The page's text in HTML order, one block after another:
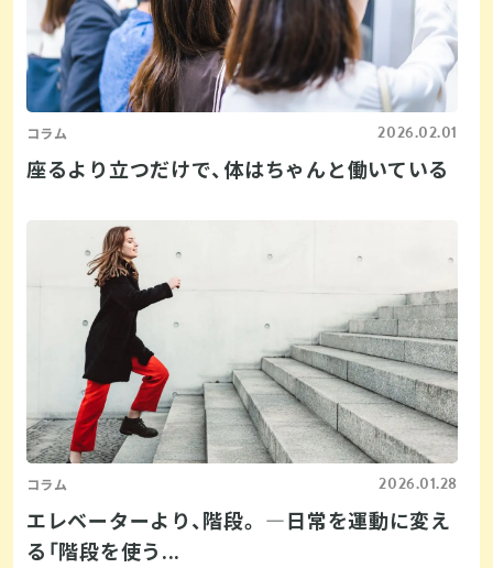
コラム 2026.02.01
座るより立つだけで、体はちゃんと働いている
コラム 2026.01.28
エレベーターより、階段。 ―日常を運動に変え
る「階段を使う...